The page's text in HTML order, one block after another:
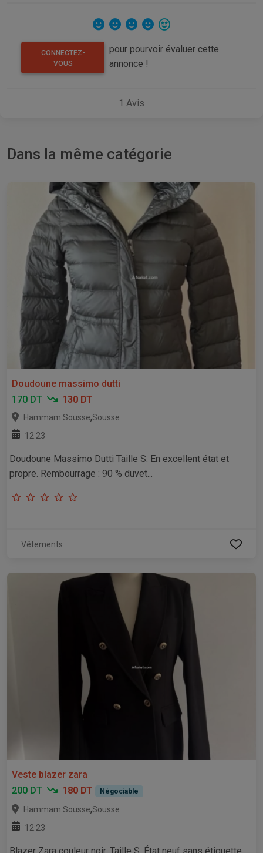
CONNECTEZ-
VOUS
pour pourvoir évaluer cette
annonce !
1 Avis
Dans la même catégorie
Doudoune massimo dutti
170 DT
130 DT
Hammam Sousse,Sousse
12:23
Doudoune Massimo Dutti Taille S. En excellent état et
propre. Rembourrage : 90 % duvet...
Vêtements
Veste blazer zara
200 DT
180 DT Négociable
Hammam Sousse,Sousse
12:23